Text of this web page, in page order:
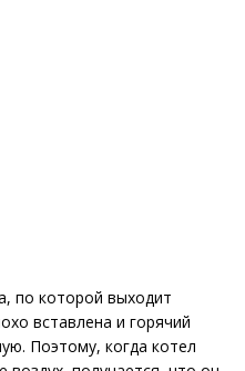
по которой выходит
вставлена и горячий
Поэтому, когда котел